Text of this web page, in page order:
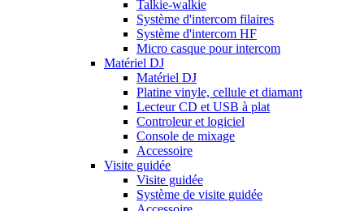
Talkie-walkie
Système d'intercom filaires
Système d'intercom HF
Micro casque pour intercom
Matériel DJ
Matériel DJ
Platine vinyle, cellule et diamant
Lecteur CD et USB à plat
Controleur et logiciel
Console de mixage
Accessoire
Visite guidée
Visite guidée
Système de visite guidée